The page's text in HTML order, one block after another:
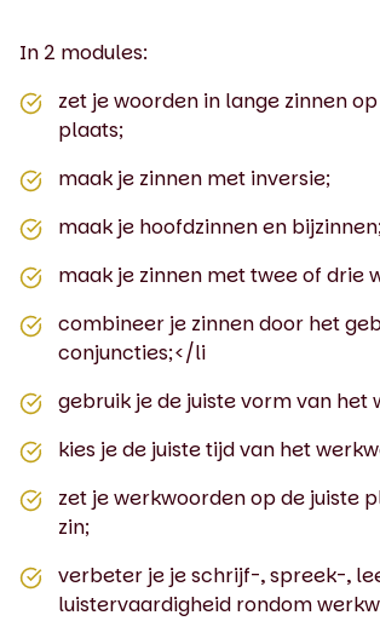
In 2 modules:
zet je woorden in lange zinnen
plaats;
maak je zinnen met inversie;
maak je hoofdzinnen en
maak je zinnen met twee of drie
combineer je zinnen door het
conjuncties;</li
gebruik je de juiste vorm van het
kies je de juiste tijd van het
zet je werkwoorden op de juiste
zin;
verbeter je je schrijf-, spreek-,
luistervaardigheid rondom